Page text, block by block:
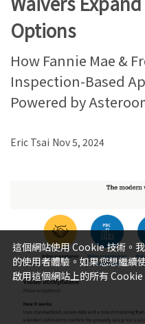
Options
How Fannie Mae &
Inspection-Based
Powered by
Eric Tsai Nov 5, 2024
這個網站使用 Cookie 技術。
的使用者體驗。如果您想繼續
啟用這個網站上的所有 Cookie